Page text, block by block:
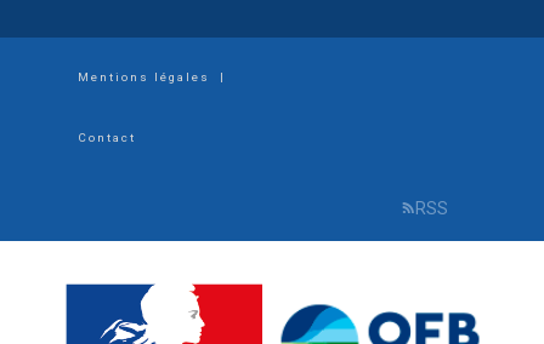
FooterMentions légales |
Contact
RRSS